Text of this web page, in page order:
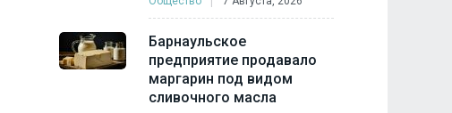
Барнаульское
предприятие продавало
маргарин под видом
сливочного масла